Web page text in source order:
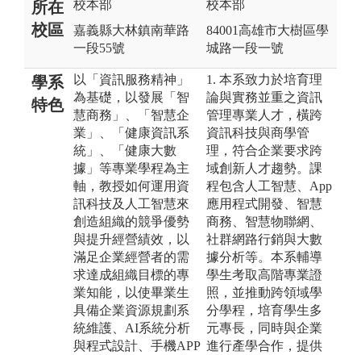
所在
校區
校本部
嘉義縣大林鎮南華路
一段55號
校本部
84001高雄市大樹區學
城路一段一號
學系
特色
以「資訊服務精神」
為基礎，以發展「智
慧商務」、「智慧企
業」、「健康資訊系
統」、「健康大數
據」等專業學程為主
軸，教授如何運用資
訊科技及人工智慧來
創造組織的競爭優勢
與提升經營績效，以
滿足企業經營者的需
求達成組織目標的專
業知能，以使畢業生
具備企業資源規劃系
統維護、AI系統分析
與程式設計、手機APP
1. 本系致力於培育理
論與實務並重之資訊
管理專業人才，橫跨
資訊科技與商學管
理，符合企業要求跨
域創新人才趨勢。課
程包含人工智慧、App
應用程式開發、智慧
商務、智慧物聯網、
社群網路行銷與大數
據分析等。本系輔導
學生考取高階專業證
照，並推動跨領域學
分學程，培育學生多
元專長，同時與企業
進行產學合作，提供